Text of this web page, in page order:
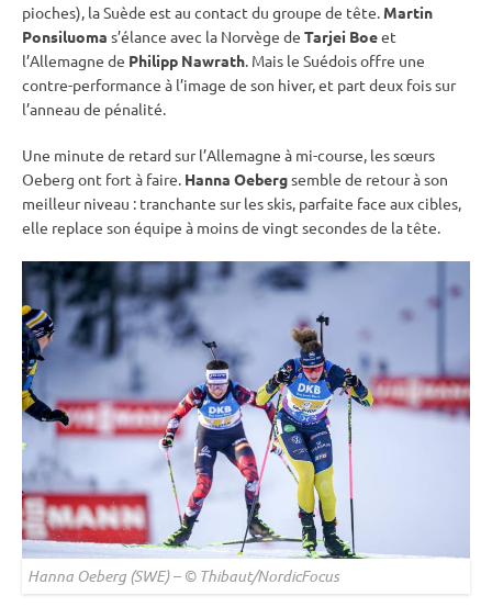
pioches), la Suède est au contact du groupe de tête. Martin
Ponsiluoma s’élance avec la Norvège de Tarjei Boeet
l’Allemagne de Philipp Nawrath. Mais le Suédois offre une
contre-performance à l’image de son hiver, et part deux fois sur
l’anneau de pénalité.
Une minute de retard sur l’Allemagne à mi-course, les sœurs
Oeberg ont fort à faire. Hanna Oebergsemble de retour à son
meilleur niveau : tranchante sur les skis, parfaite face aux cibles,
elle replace son équipe à moins de vingt secondes de la tête.
Hanna Oeberg (SWE) – © Thibaut/NordicFocus